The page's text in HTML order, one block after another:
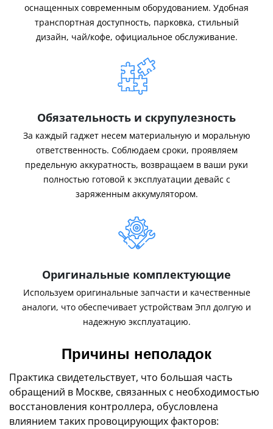
оснащенных современным оборудованием. Удобная
транспортная доступность, парковка, стильный
дизайн, чай/кофе, официальное обслуживание.
Обязательность и скрупулезность
За каждый гаджет несем материальную и моральную
ответственность. Соблюдаем сроки, проявляем
предельную аккуратность, возвращаем в ваши руки
полностью готовой к эксплуатации девайс с
заряженным аккумулятором.
Оригинальные комплектующие
Используем оригинальные запчасти и качественные
аналоги, что обеспечивает устройствам Эпл долгую и
надежную эксплуатацию.
Причины неполадок
Практика свидетельствует, что большая часть
обращений в Москве, связанных с необходимостью
восстановления контроллера, обусловлена
влиянием таких провоцирующих факторов: